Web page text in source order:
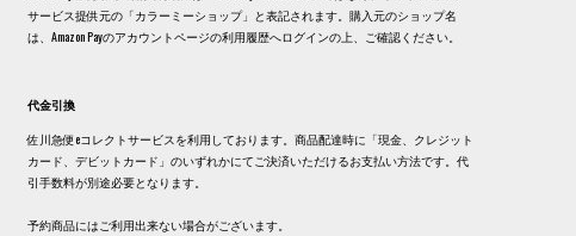
サービス提供元の「カラーミーショップ」と表記されます。購入元のショップ名
は、Amazon Payのアカウントページの利用履歴へログインの上、ご確認ください。
代金引換
佐川急便eコレクトサービスを利用しております。商品配達時に「現金、クレジット
カード、デビットカード」のいずれかにてご決済いただけるお支払い方法です。代
引手数料が別途必要となります。
予約商品にはご利用出来ない場合がございます。